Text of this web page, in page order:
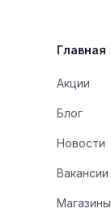
Главная
Акции
Блог
Новости
Вакансии
Магазины